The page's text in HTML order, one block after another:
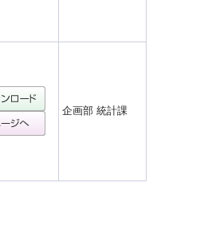
企画部 統計課